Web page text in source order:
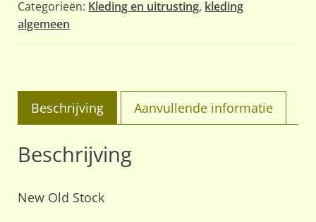
Categorieën: Kleding en uitrusting, kleding
algemeen
Beschrijving Aanvullende informatie
Beschrijving
New Old Stock